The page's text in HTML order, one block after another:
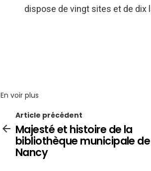
dispose de vingt sites et de dix
En voir plus
Article précédent
Majesté et histoire de la
bibliothèque municipale de
Nancy